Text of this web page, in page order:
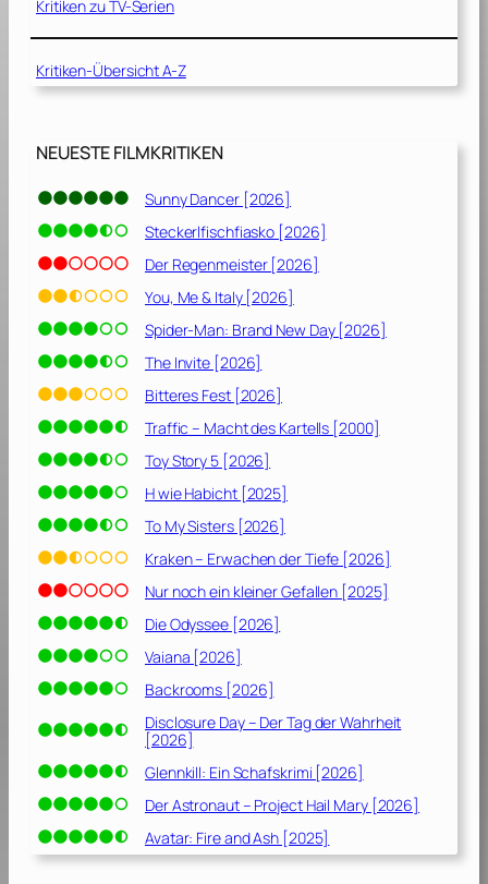
i
e
t
1
9
1
]
Kritiken zu TV-Serien
Kritiken-Übersicht A-Z
NEUESTE FILMKRITIKEN
Sunny Dancer [2026]
Steckerlfischfiasko [2026]
Der Regenmeister [2026]
You, Me & Italy [2026]
Spider-Man: Brand New Day [2026]
The Invite [2026]
Bitteres Fest [2026]
Traffic – Macht des Kartells [2000]
Toy Story 5 [2026]
H wie Habicht [2025]
To My Sisters [2026]
Kraken – Erwachen der Tiefe [2026]
Nur noch ein kleiner Gefallen [2025]
Die Odyssee [2026]
Vaiana [2026]
Backrooms [2026]
Disclosure Day – Der Tag der Wahrheit
[2026]
Glennkill: Ein Schafskrimi [2026]
Der Astronaut – Project Hail Mary [2026]
Avatar: Fire and Ash [2025]